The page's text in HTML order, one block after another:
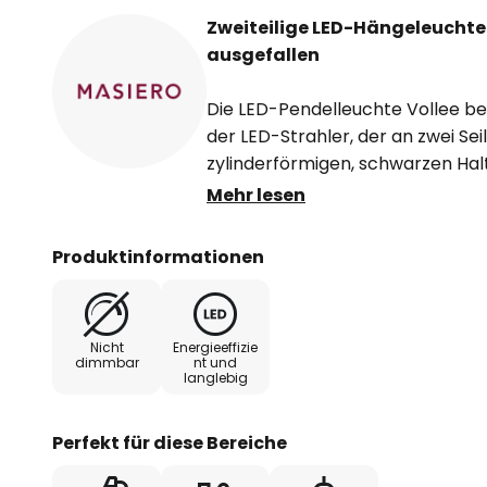
Zweiteilige LED-
ausgefallen
Die LED-Pendelleuchte Vollee
der LED-Strahler, der an zwei
zylinderförmigen, schwarzen
sein warmweißes Licht nach
Unterseite in Weiß gehalten ist,
Die LED-Lichtquelle wirft das
Schirms, wodurch aufgrund der
blendfreies Licht erzeugt wird.
geeignet, um bewusste Akzente
Mehr lesen
Produktinformationen
Nicht
dimmbar
Energieeffizie
nt und
langlebig
Perfekt für diese Bereiche